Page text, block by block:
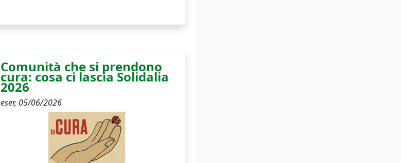
Comunità che si prendono
cura: cosa ci lascia Solidalia
2026
eser, 05/06/2026